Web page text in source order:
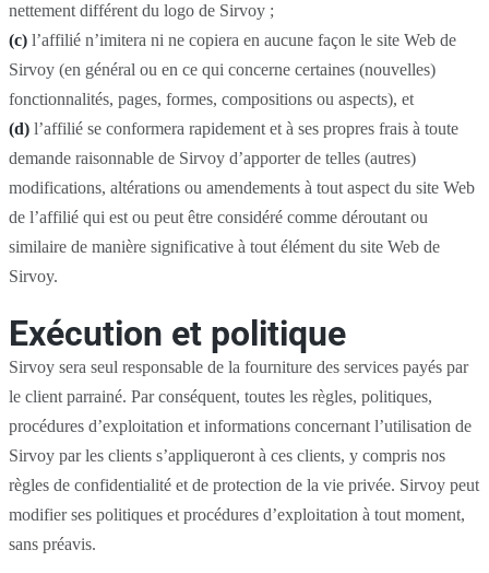
nettement différent du logo de Sirvoy ;
(c) l’affilié n’imitera ni ne copiera en aucune façon le site Web de
Sirvoy (en général ou en ce qui concerne certaines (nouvelles)
fonctionnalités, pages, formes, compositions ou aspects), et
(d) l’affilié se conformera rapidement et à ses propres frais à toute
demande raisonnable de Sirvoy d’apporter de telles (autres)
modifications, altérations ou amendements à tout aspect du site Web
de l’affilié qui est ou peut être considéré comme déroutant ou
similaire de manière significative à tout élément du site Web de
Sirvoy.
Exécution et politique
Sirvoy sera seul responsable de la fourniture des services payés par
le client parrainé. Par conséquent, toutes les règles, politiques,
procédures d’exploitation et informations concernant l’utilisation de
Sirvoy par les clients s’appliqueront à ces clients, y compris nos
règles de confidentialité et de protection de la vie privée. Sirvoy peut
modifier ses politiques et procédures d’exploitation à tout moment,
sans préavis.